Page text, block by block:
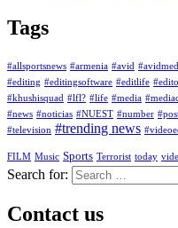
Tags
#allsportsnews #armenia #avid
#editing #editingsoftware #editlife
#khushisquad #lfl? #life #media
#news #noticias #NUEST #number
#television #trending news
FILM Music Sports Terrorist today
Search for:
Contact us